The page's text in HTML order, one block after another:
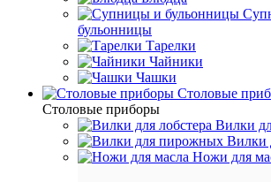
бульонницы
Тарелки
Чайники
Чашки
Cтоловые
Cтоловые приборы
Вилки
Вилки
Ножи для